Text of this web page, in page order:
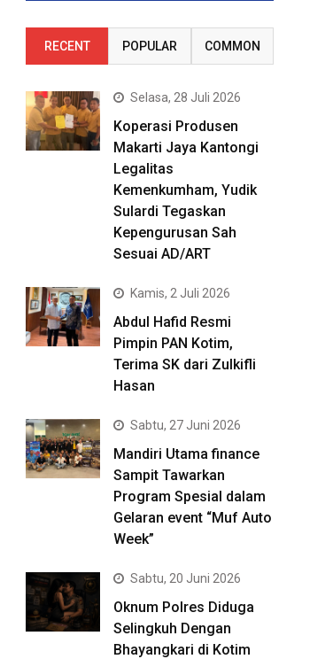
RECENT POPULAR COMMON
Selasa, 28 Juli 2026
Koperasi Produsen
Makarti Jaya Kantongi
Legalitas
Kemenkumham, Yudik
Sulardi Tegaskan
Kepengurusan Sah
Sesuai AD/ART
Kamis, 2 Juli 2026
Abdul Hafid Resmi
Pimpin PAN Kotim,
Terima SK dari Zulkifli
Hasan
Sabtu, 27 Juni 2026
Mandiri Utama finance
Sampit Tawarkan
Program Spesial dalam
Gelaran event “Muf Auto
Week”
Sabtu, 20 Juni 2026
Oknum Polres Diduga
Selingkuh Dengan
Bhayangkari di Kotim